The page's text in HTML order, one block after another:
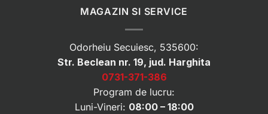
MAGAZIN SI SERVICE
Odorheiu Secuiesc, 535600:
Str. Beclean nr. 19, jud. Harghita
0731-371-386
Program de lucru:
Luni-Vineri: 08:00 – 18:00